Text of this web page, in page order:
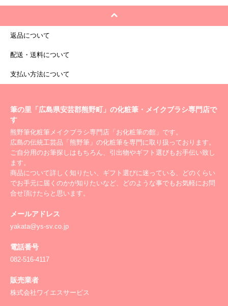
返品について
配送・送料について
支払い方法について
筆の里「広島県安芸郡熊野町」の化粧筆・メイクブラシ専門店で
す
熊野筆化粧筆メイクブラシ専門店「お化粧筆の館」です。
広島の伝統工芸品「熊野筆」の化粧筆を専門に取り扱っております。
ご自分用のお筆探しはもちろん、引出物やギフト選びもお手伝い致し
ます。
商品について詳しく知りたい、ギフト選びに迷っている、どのくらい
でお手元に届くのかが知りたいなど、どのような事でもお気軽にお問
合せ頂けたらと思います。
メールアドレス
yakata@ys-sv.co.jp
電話番号
082-516-4117
販売業者
株式会社ワイエスサービス